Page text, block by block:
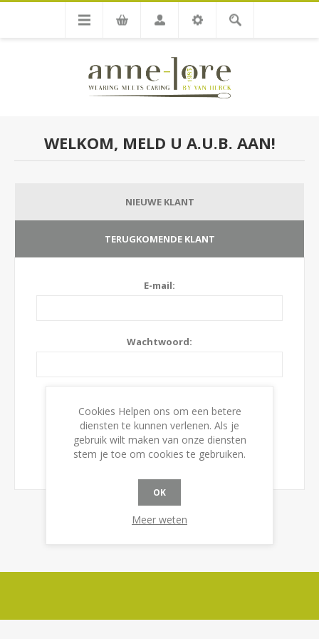
WELKOM, MELD U A.U.B. AAN!
NIEUWE KLANT
TERUGKOMENDE KLANT
E-mail:
Wachtwoord:
Cookies Helpen ons om een betere
diensten te kunnen verlenen. Als je
gebruik wilt maken van onze diensten
stem je toe om cookies te gebruiken.
OK
Meer weten